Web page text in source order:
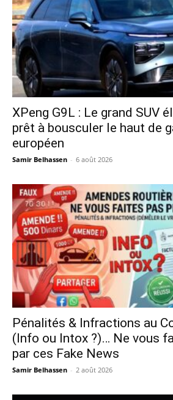
XPeng G9L : Le grand SUV
prêt à bousculer le haut de
européen
Samir Belhassen - 6 août 2026
Pénalités & Infractions au
(Info ou Intox ?)… Ne vous
par ces Fake News
Samir Belhassen - 2 août 2026